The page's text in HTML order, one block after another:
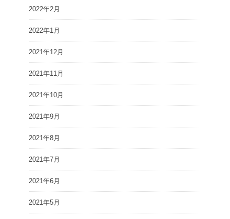
2022年2月
2022年1月
2021年12月
2021年11月
2021年10月
2021年9月
2021年8月
2021年7月
2021年6月
2021年5月